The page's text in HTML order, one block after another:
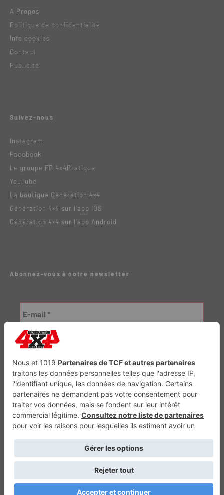
A Propos
Politique de confidentialité
Info cookies
Contact
Publicité
Suivez-nous
Instagram
Facebook
Le groupe FB 4x4Pratique
YouTube
La boutique Génération 4×4
Génération 4×4 sur l’app IOS
Génération 4×4 sur l’app Android
Abonnez-vous à notre newsletter
Génération Electrique Génération Sans Permis VTTAE.fr FullAttack
Retour en haut